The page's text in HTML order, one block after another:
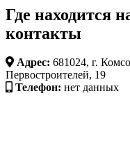
Где находится
контакты
Адрес: 681024, г.
Первостроителей, 19
Телефон: нет данных